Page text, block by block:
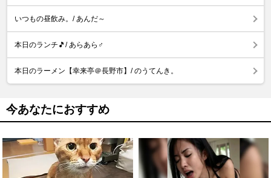
いつもの昼飲み。/ あんだ～
本日のランチ🎵/ あらあら♂
本日のラーメン【幸来亭＠長野市】/ のうてんき。
今あなたにおすすめ